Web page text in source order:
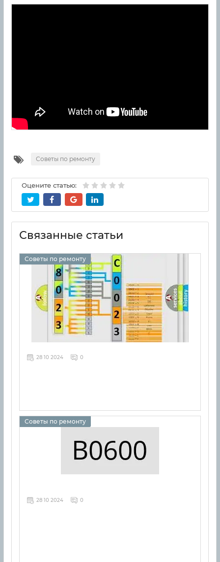
Советы по ремонту
Оцените статью:
Связанные статьи
Советы по ремонту
28 10 2024 0
Советы по ремонту
28 10 2024 0